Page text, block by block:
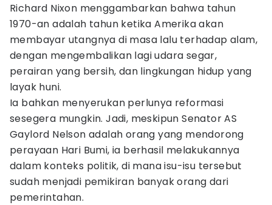
Richard Nixon menggambarkan bahwa tahun
1970-an adalah tahun ketika Amerika akan
membayar utangnya di masa lalu terhadap alam,
dengan mengembalikan lagi udara segar,
perairan yang bersih, dan lingkungan hidup yang
layak huni.
Ia bahkan menyerukan perlunya reformasi
sesegera mungkin. Jadi, meskipun Senator AS
Gaylord Nelson adalah orang yang mendorong
perayaan Hari Bumi, ia berhasil melakukannya
dalam konteks politik, di mana isu-isu tersebut
sudah menjadi pemikiran banyak orang dari
pemerintahan.